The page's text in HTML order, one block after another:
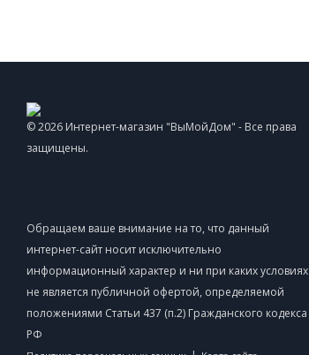
© 2026 Интернет-магазин "ВыМойДом" - Все права
защищены.
Обращаем ваше внимание на то, что данный
интернет-сайт носит исключительно
информационный характер и ни при каких условиях
не является публичной офертой, определяемой
положениями Статьи 437 (п.2) Гражданского кодекса
РФ